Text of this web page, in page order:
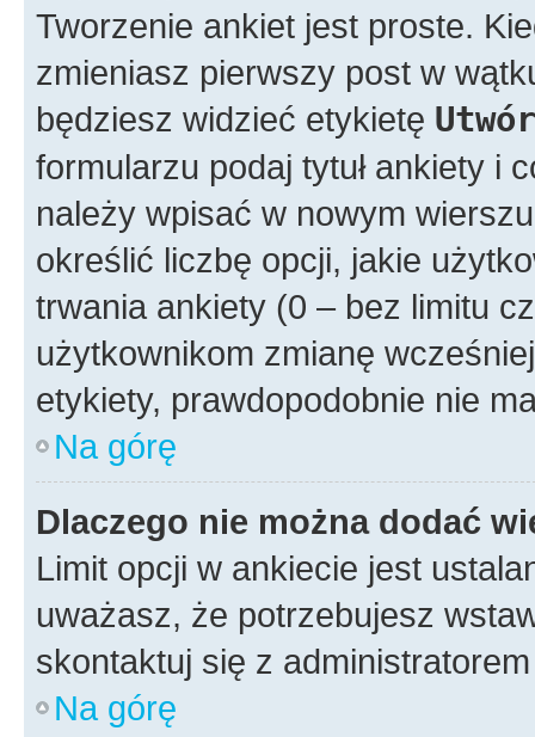
Tworzenie ankiet jest proste.
zmieniasz pierwszy post w
będziesz widzieć etykietę
formularzu podaj tytuł ankiety i
należy wpisać w nowym
określić liczbę opcji, jakie
trwania ankiety (0 – bez limitu
użytkownikom zmianę
etykiety, prawdopodobnie nie
Na górę
Dlaczego nie można dodać
Limit opcji w ankiecie jest
uważasz, że potrzebujesz
skontaktuj się z
Na górę